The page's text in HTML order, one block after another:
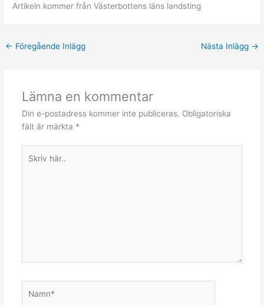
Artikeln kommer från Västerbottens läns landsting
← Föregående Inlägg Nästa Inlägg →
Lämna en kommentar
Din e-postadress kommer inte publiceras. Obligatoriska
fält är märkta *
här..